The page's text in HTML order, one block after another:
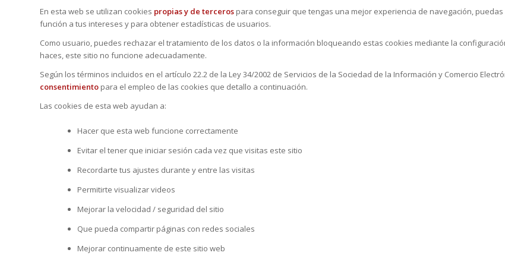
En esta web se utilizan cookies propias y de terceros para conseguir que tengas una mejor experiencia de navegación,
función a tus intereses y para obtener estadísticas de usuarios.
Como usuario, puedes rechazar el tratamiento de los datos o la información bloqueando estas cookies mediante la
haces, este sitio no funcione adecuadamente.
Según los términos incluidos en el artículo 22.2 de la Ley 34/2002 de Servicios de la Sociedad de la Información y Comercio
consentimiento para el empleo de las cookies que detallo a continuación.
Las cookies de esta web ayudan a:
Hacer que esta web funcione correctamente
Evitar el tener que iniciar sesión cada vez que visitas este sitio
Recordarte tus ajustes durante y entre las visitas
Permitirte visualizar videos
Mejorar la velocidad / seguridad del sitio
Que pueda compartir páginas con redes sociales
Mejorar continuamente de este sitio web